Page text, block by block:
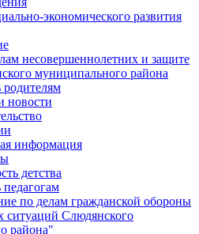
экономического развития
несовершеннолетних и защите
муниципального района
новости
информация
детства
по делам гражданской обороны
ситуаций Слюдянского
района"